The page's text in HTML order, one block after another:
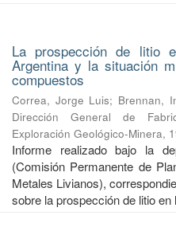
La prospección de litio
Argentina y la situación
compuestos
Correa, Jorge Luis; Brennan,
Dirección General de
Exploración Geológico-Minera,
Informe realizado bajo la
(Comisión Permanente de
Metales Livianos),
sobre la prospección de litio en